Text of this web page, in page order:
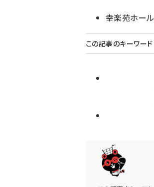
幸楽苑ホール
この記事のキーワード